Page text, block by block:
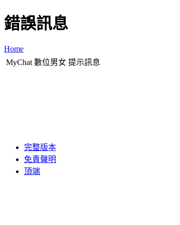
錯誤訊息
Home
MyChat 數位男女 提示訊息
完整版本
免責聲明
頂端